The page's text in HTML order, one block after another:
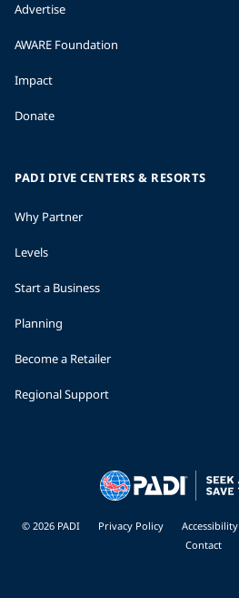
Advertise
AWARE Foundation
Impact
Donate
PADI DIVE CENTERS & RESORTS
Why Partner
Levels
Start a Business
Planning
Become a Retailer
Regional Support
© 2026 PADI Privacy Policy Accessibility
Contact